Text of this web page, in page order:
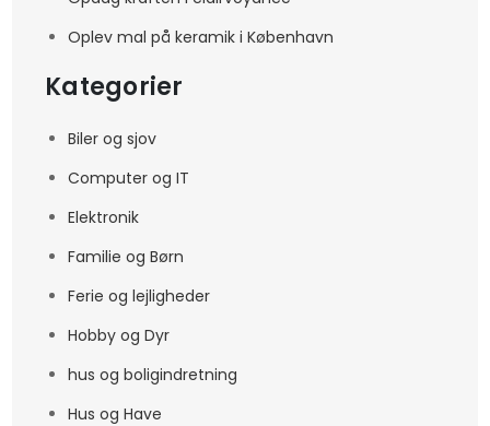
Oplev mal på keramik i København
Kategorier
Biler og sjov
Computer og IT
Elektronik
Familie og Børn
Ferie og lejligheder
Hobby og Dyr
hus og boligindretning
Hus og Have